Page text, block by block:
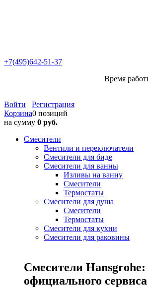
+7(495)642-51-37
Время
Войти
Регистрация
Корзина0 позиций
на сумму 0 руб.
Смесители
Вентили и переключатели
Смесители для биде
Смесители для ванны
Изливы на ванну
Смесители
Термостаты
Смесители для душа
Смесители
Термостаты
Смесители для кухни
Смесители для раковины
Смесители Hansgrohe:
официального сервиса